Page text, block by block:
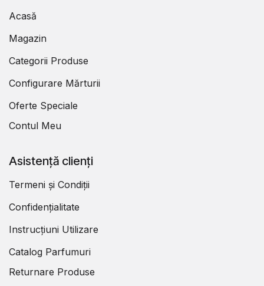
Acasă
Magazin
Categorii Produse
Configurare Mărturii
Oferte Speciale
Contul Meu
Asistență clienți
Termeni și Condiții
Confidențialitate
Instrucțiuni Utilizare
Catalog Parfumuri
Returnare Produse